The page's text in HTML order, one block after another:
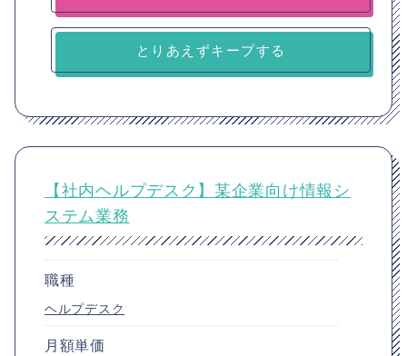
とりあえずキープする
【社内ヘルプデスク】某企業向け情報シ
ステム業務
職種
ヘルプデスク
月額単価